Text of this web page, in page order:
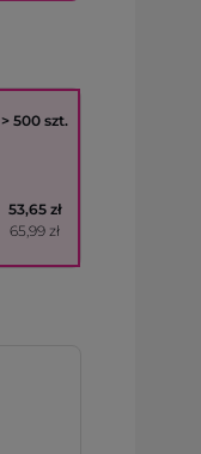
> 500 szt.
53,65 zł
65,99 zł